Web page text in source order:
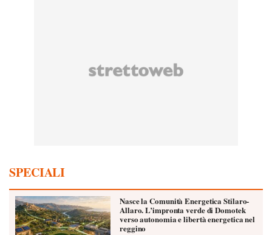
SPECIALI
Nasce la Comunità Energetica Stilaro-
Allaro. L’impronta verde di Domotek
verso autonomia e libertà energetica nel
reggino